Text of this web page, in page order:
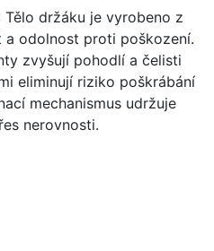
držáku je vyrobeno z
a odolnost proti poškození.
zvyšují pohodlí a čelisti
eliminují riziko poškrábání
mechanismus udržuje
nerovnosti.